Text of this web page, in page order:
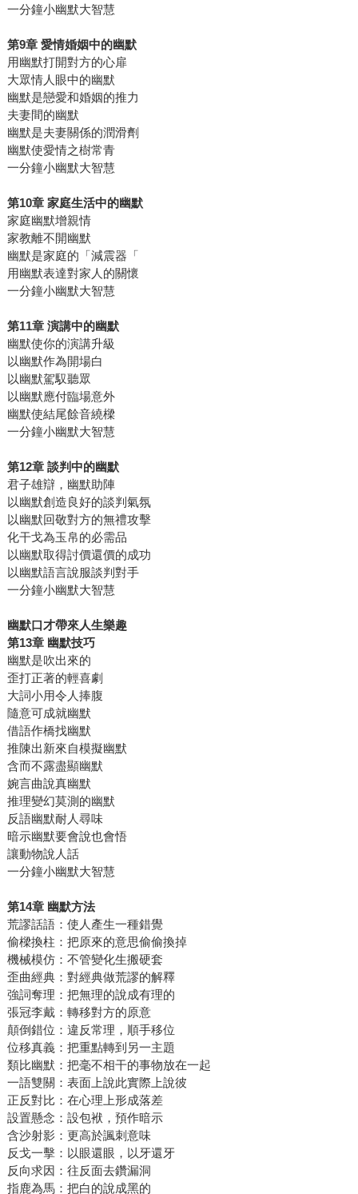
一分鐘小幽默大智慧
第9章 愛情婚姻中的幽默
用幽默打開對方的心扉
大眾情人眼中的幽默
幽默是戀愛和婚姻的推力
夫妻間的幽默
幽默是夫妻關係的潤滑劑
幽默使愛情之樹常青
一分鐘小幽默大智慧
第10章 家庭生活中的幽默
家庭幽默增親情
家教離不開幽默
幽默是家庭的「減震器「
用幽默表達對家人的關懷
一分鐘小幽默大智慧
第11章 演講中的幽默
幽默使你的演講升級
以幽默作為開場白
以幽默駕馭聽眾
以幽默應付臨場意外
幽默使結尾餘音繞樑
一分鐘小幽默大智慧
第12章 談判中的幽默
君子雄辯，幽默助陣
以幽默創造良好的談判氣氛
以幽默回敬對方的無禮攻擊
化干戈為玉帛的必需品
以幽默取得討價還價的成功
以幽默語言說服談判對手
一分鐘小幽默大智慧
幽默口才帶來人生樂趣
第13章 幽默技巧
幽默是吹出來的
歪打正著的輕喜劇
大詞小用令人捧腹
隨意可成就幽默
借語作橋找幽默
推陳出新來自模擬幽默
含而不露盡顯幽默
婉言曲說真幽默
推理變幻莫測的幽默
反語幽默耐人尋味
暗示幽默要會說也會悟
讓動物說人話
一分鐘小幽默大智慧
第14章 幽默方法
荒謬話語：使人產生一種錯覺
偷樑換柱：把原來的意思偷偷換掉
機械模仿：不管變化生搬硬套
歪曲經典：對經典做荒謬的解釋
強詞奪理：把無理的說成有理的
張冠李戴：轉移對方的原意
顛倒錯位：違反常理，順手移位
位移真義：把重點轉到另一主題
類比幽默：把毫不相干的事物放在一起
一語雙關：表面上說此實際上說彼
正反對比：在心理上形成落差
設置懸念：設包袱，預作暗示
含沙射影：更高於諷刺意味
反戈一擊：以眼還眼，以牙還牙
反向求因：往反面去鑽漏洞
指鹿為馬：把白的說成黑的